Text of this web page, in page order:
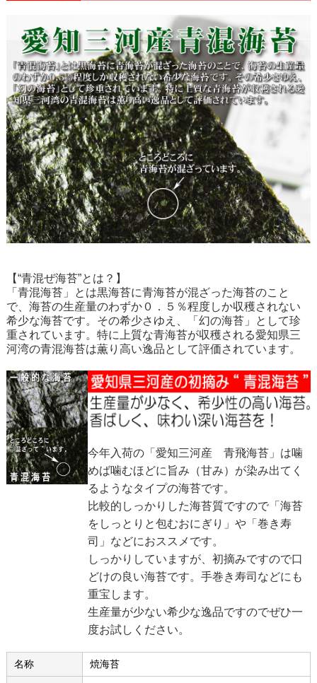
【“青混ぜ海苔”とは？】
「青混海苔」とは黒海苔に青海苔が混ざった海苔のこと
で、海苔の生産量のわずか０．５％程度しか収穫されない
希少な海苔です。その希少さゆえ、「幻の海苔」として珍
重されています。特に上質な青海苔が収穫される愛知県三
河湾の青混海苔は薫り高い逸品として評価されています。
今年入荷の「愛知三河産 青飛海苔」は噛
めば噛むほどに旨み（甘み）が染み出てく
るようなタイプの海苔です。
比較的しっかりした海苔質ですので「海苔
をしっとりと包むおにぎり」や「巻き寿
司」などにおススメです。
しっかりしていますが、初摘みですので口
どけの良い海苔です。手巻き寿司などにも
重宝します。
生産量が少ない希少な逸品ですのでぜひ一
度お試しください。
名称 焼海苔